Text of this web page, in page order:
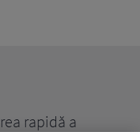
rapidă a